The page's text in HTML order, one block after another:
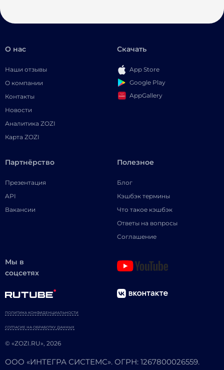
О нас
Наши отзывы
О компании
Контакты
Новости
Аналитика ZOZI
Карта ZOZI
Скачать
App Store
Google Play
AppGallery
Партнёрство
Презентация
API
Вакансии
Полезное
Блог
Кэшбэк термины
Что такое кэшбэк
Ответы на вопросы
Соглашение
Мы в
соцсетях
© «ZOZI.RU», 2026
ПОЛИТИКА КОНФИДЕНЦИАЛЬНОСТИ
СОГЛАСИЕ НА ОБРАБОТКУ ДАННЫХ
ООО «ИНТЕГРА СИСТЕМС». ОГРН: 1267800026559.